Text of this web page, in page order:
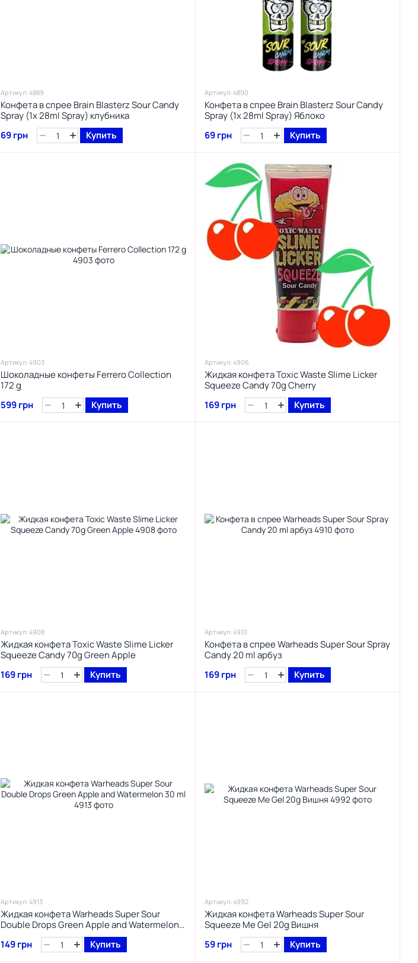
Артикул: 4889
Конфета в спрее Brain Blasterz Sour Candy
Spray (1x 28ml Spray) клубника
69 грн
Купить
Артикул: 4890
Конфета в спрее Brain Blasterz Sour Candy
Spray (1x 28ml Spray) Яблоко
69 грн
Купить
Артикул: 4903
Шоколадные конфеты Ferrero Collection
172 g
599 грн
Купить
Артикул: 4906
Жидкая конфета Toxic Waste Slime Licker
Squeeze Candy 70g Cherry
169 грн
Купить
Артикул: 4908
Жидкая конфета Toxic Waste Slime Licker
Squeeze Candy 70g Green Apple
169 грн
Купить
Артикул: 4910
Конфета в спрее Warheads Super Sour Spray
Candy 20 ml арбуз
169 грн
Купить
Артикул: 4913
Жидкая конфета Warheads Super Sour
Double Drops Green Apple and Watermelon
149 грн Купить
Артикул: 4992
Жидкая конфета Warheads Super Sour
Squeeze Me Gel 20g Вишня
59 грн
Купить